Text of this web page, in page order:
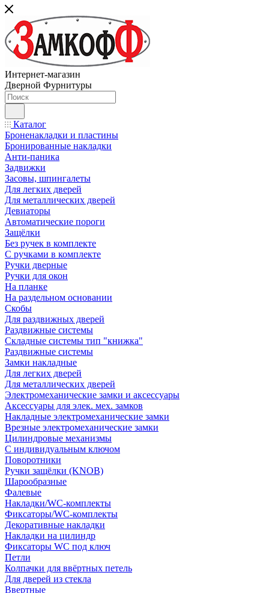
Интернет-магазин
Дверной Фурнитуры
Каталог
Броненакладки и пластины
Бронированные накладки
Анти-паника
Задвижки
Засовы, шпингалеты
Для легких дверей
Для металлических дверей
Девиаторы
Автоматические пороги
Защёлки
Без ручек в комплекте
С ручками в комплекте
Ручки дверные
Ручки для окон
На планке
На раздельном основании
Скобы
Для раздвижных дверей
Раздвижные системы
Складные системы тип "книжка"
Раздвижные системы
Замки накладные
Для легких дверей
Для металлических дверей
Электромеханические замки и аксессуары
Аксессуары для элек. мех. замков
Накладные электромеханические замки
Врезные электромеханические замки
Цилиндровые механизмы
С индивидуальным ключом
Поворотники
Ручки защёлки (KNOB)
Шарообразные
Фалевые
Накладки/WC-комплекты
Фиксаторы/WC-комплекты
Декоративные накладки
Накладки на цилиндр
Фиксаторы WC под ключ
Петли
Колпачки для ввёртных петель
Для дверей из стекла
Ввертные